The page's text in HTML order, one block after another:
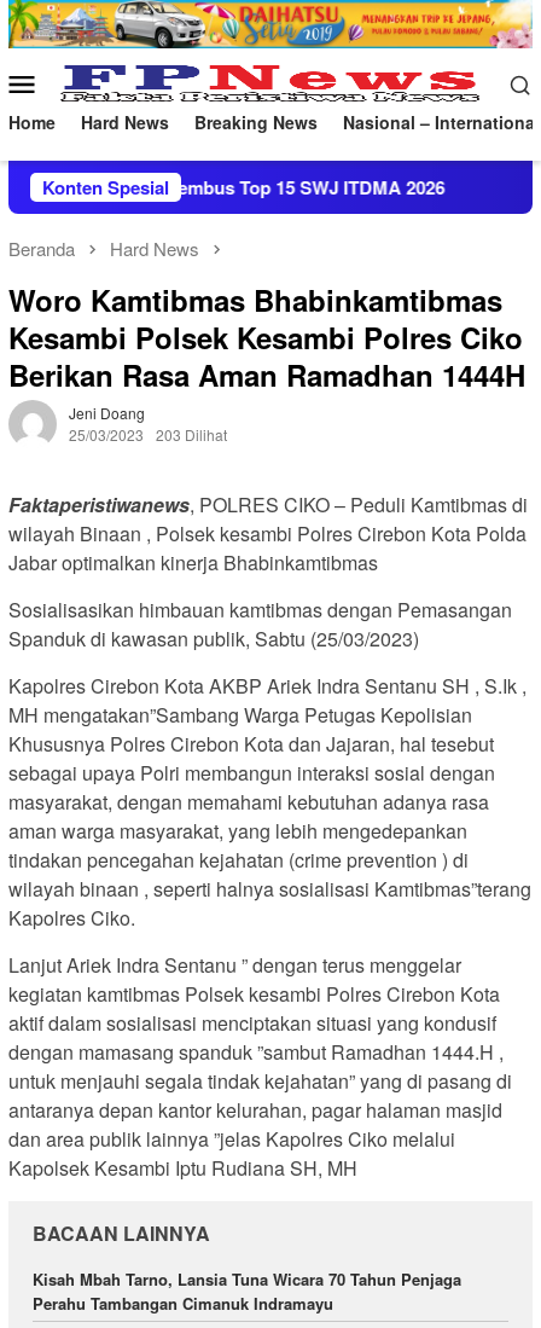
Loncat
ke
Menu
Mobile
Home Hard News Breaking News Nasional – International
Konten Spesial
Bogor Tembus Top 15 SWJ ITDMA 2026
Beranda Hard News
Woro Kamtibmas Bhabinkamtibmas
Kesambi Polsek Kesambi Polres Ciko
Berikan Rasa Aman Ramadhan 1444H
Jeni Doang
25/03/2023
203 Dilihat
Faktaperistiwanews, POLRES CIKO – Peduli Kamtibmas di
wilayah Binaan , Polsek kesambi Polres Cirebon Kota Polda
Jabar optimalkan kinerja Bhabinkamtibmas
Sosialisasikan himbauan kamtibmas dengan Pemasangan
Spanduk di kawasan publik, Sabtu (25/03/2023)
Kapolres Cirebon Kota AKBP Ariek Indra Sentanu SH , S.Ik ,
MH mengatakan”Sambang Warga Petugas Kepolisian
Khususnya Polres Cirebon Kota dan Jajaran, hal tesebut
sebagai upaya Polri membangun interaksi sosial dengan
masyarakat, dengan memahami kebutuhan adanya rasa
aman warga masyarakat, yang lebih mengedepankan
tindakan pencegahan kejahatan (crime prevention ) di
wilayah binaan , seperti halnya sosialisasi Kamtibmas”terang
Kapolres Ciko.
Lanjut Ariek Indra Sentanu ” dengan terus menggelar
kegiatan kamtibmas Polsek kesambi Polres Cirebon Kota
aktif dalam sosialisasi menciptakan situasi yang kondusif
dengan mamasang spanduk ”sambut Ramadhan 1444.H ,
untuk menjauhi segala tindak kejahatan” yang di pasang di
antaranya depan kantor kelurahan, pagar halaman masjid
dan area publik lainnya ”jelas Kapolres Ciko melalui
Kapolsek Kesambi Iptu Rudiana SH, MH
BACAAN LAINNYA
Kisah Mbah Tarno, Lansia Tuna Wicara 70 Tahun Penjaga
Perahu Tambangan Cimanuk Indramayu